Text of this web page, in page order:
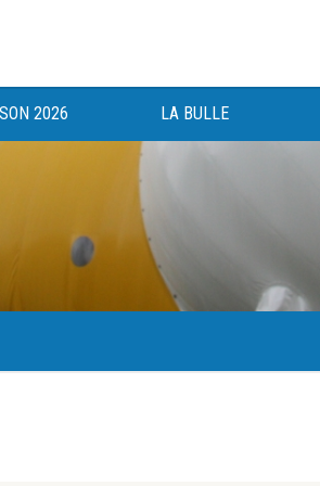
2026 LA BULLE
au bénéfice des haut-saônois depuis 1983.